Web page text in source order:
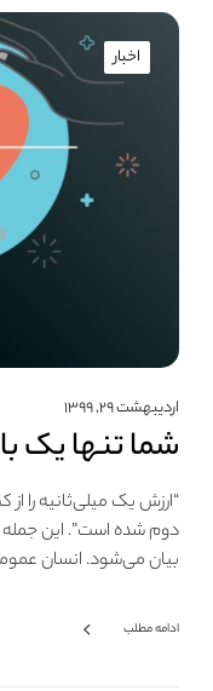
اخبار
اردیبهشت ۲۹, ۱۳۹۹
شما تنها یک
“ارزش یک میلی‌ثانیه را
دوم شده‌ است”. این جمله
بیان می‌شود. انسان‌
ادامه مطلب